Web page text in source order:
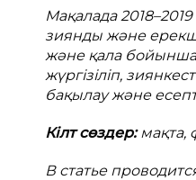
Мақалада
зиянды және
және қала бойынша
жүргізіліп,
бaқылaу және
Кілт сөздер:мақта,
В статье